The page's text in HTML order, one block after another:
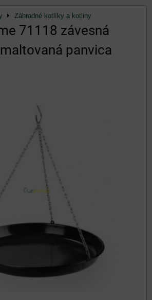
Záhradné kotlíky a kotliny
71118 závesná
panvica